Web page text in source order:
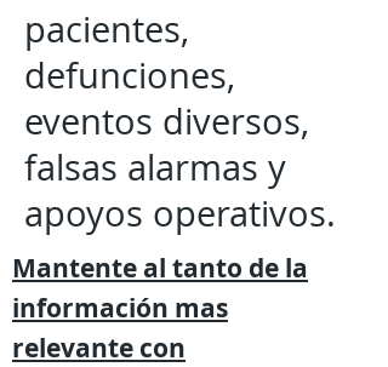
pacientes,
defunciones,
eventos diversos,
falsas alarmas y
apoyos operativos.
Mantente al tanto de la
información mas
relevante con